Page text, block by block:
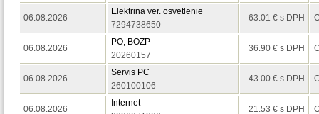
06.08.2026
Elektrina ver. osvetlenie
7294738650
63.01 € s DPH
06.08.2026
PO, BOZP
20260157
36.90 € s DPH
06.08.2026
Servis PC
260100106
43.00 € s DPH
06.08.2026
Internet
21.53 € s DPH